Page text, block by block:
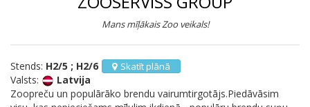
Mans mīļākais Zoo veikals!
Stends: H2/5 ; H2/6 Skatīt plānā
Valsts:
Latvija
Zoopreču un populārāko brendu vairumtirgotājs.Piedāvāsim